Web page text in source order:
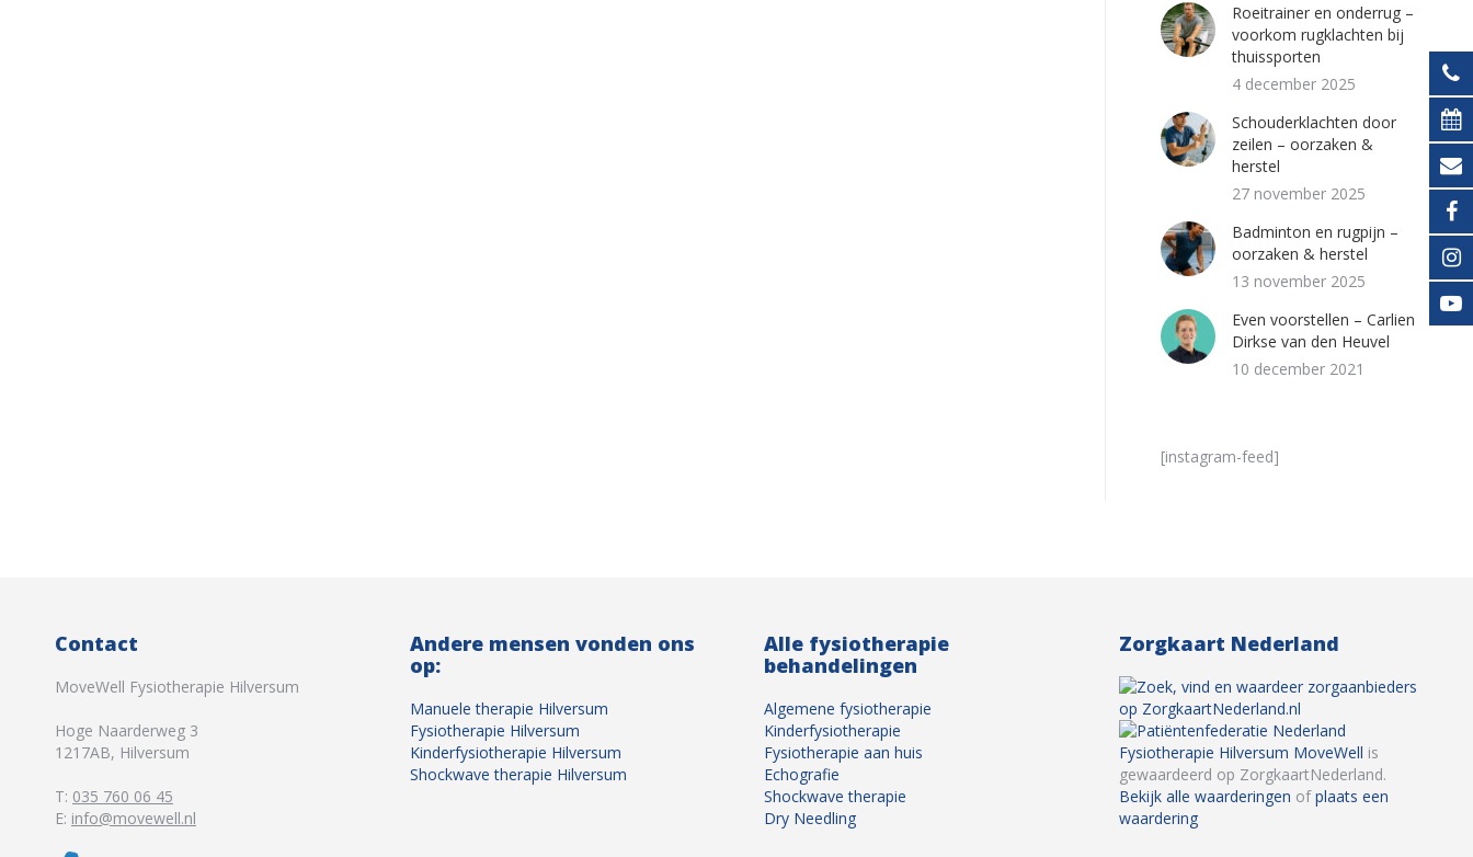
Roeitrainer en onderrug –
voorkom rugklachten bij
thuissporten
4 december 2025
Schouderklachten door
zeilen – oorzaken &
herstel
27 november 2025
Badminton en rugpijn –
oorzaken & herstel
13 november 2025
Even voorstellen – Carlien
Dirkse van den Heuvel
10 december 2021
[instagram-feed]
Contact
MoveWell Fysiotherapie Hilversum
Hoge Naarderweg 3
1217AB, Hilversum
T: 035 760 06 45
E: info@movewell.nl
Andere mensen vonden ons
op:
Manuele therapie Hilversum
Fysiotherapie Hilversum
Kinderfysiotherapie Hilversum
Shockwave therapie Hilversum
Alle fysiotherapie
behandelingen
Algemene fysiotherapie
Kinderfysiotherapie
Fysiotherapie aan huis
Echografie
Shockwave therapie
Dry Needling
Zorgkaart Nederland
Fysiotherapie Hilversum MoveWell is
gewaardeerd op ZorgkaartNederland.
Bekijk alle waarderingen ofplaats een
waardering